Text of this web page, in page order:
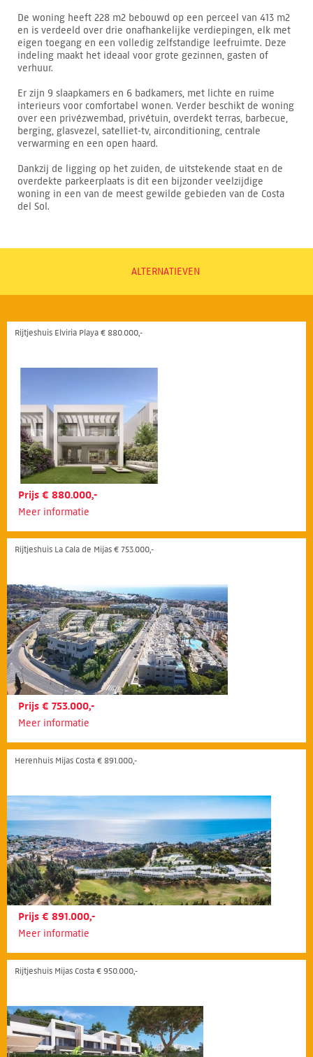
De woning heeft 228 m2 bebouwd op een perceel van 413 m2
en is verdeeld over drie onafhankelijke verdiepingen, elk met
eigen toegang en een volledig zelfstandige leefruimte. Deze
indeling maakt het ideaal voor grote gezinnen, gasten of
verhuur.
Er zijn 9 slaapkamers en 6 badkamers, met lichte en ruime
interieurs voor comfortabel wonen. Verder beschikt de woning
over een privézwembad, privétuin, overdekt terras, barbecue,
berging, glasvezel, satelliet-tv, airconditioning, centrale
verwarming en een open haard.
Dankzij de ligging op het zuiden, de uitstekende staat en de
overdekte parkeerplaats is dit een bijzonder veelzijdige
woning in een van de meest gewilde gebieden van de Costa
del Sol.
ALTERNATIEVEN
Rijtjeshuis Elviria Playa € 880.000,-
Prijs € 880.000,-
Meer informatie
Rijtjeshuis La Cala de Mijas € 753.000,-
Prijs € 753.000,-
Meer informatie
Herenhuis Mijas Costa € 891.000,-
Prijs € 891.000,-
Meer informatie
Rijtjeshuis Mijas Costa € 950.000,-